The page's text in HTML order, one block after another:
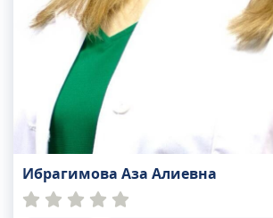
Ибрагимова Аза Алиевна